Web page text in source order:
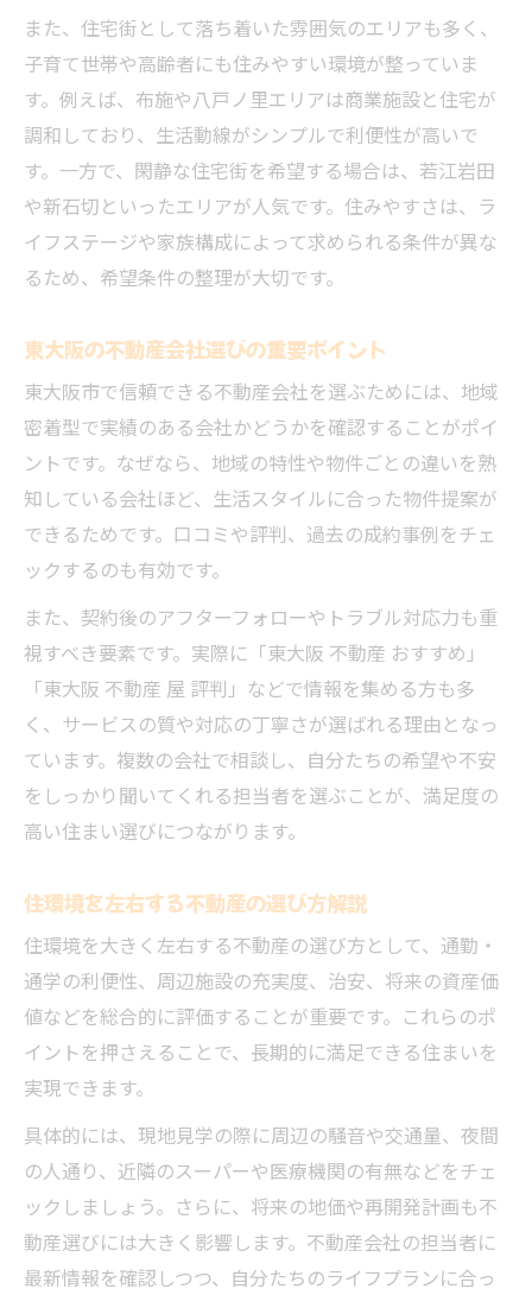
東大阪市で失敗しない不動産の比較と選び方
失敗を防ぐ不動産の比較ポイント徹底解説
東大阪市の不動産屋選びで意識すべきこと
賃貸と売買どちらが自分に合うか判断法
口コミから選ぶ東大阪不動産会社の実力
比較で見抜く理想の不動産物件の条件
また、住宅街として落ち着いた雰囲気のエリアも多く、
子育て世帯や高齢者にも住みやすい環境が整っていま
す。例えば、布施や八戸ノ里エリアは商業施設と住宅が
調和しており、生活動線がシンプルで利便性が高いで
す。一方で、閑静な住宅街を希望する場合は、若江岩田
や新石切といったエリアが人気です。住みやすさは、ラ
イフステージや家族構成によって求められる条件が異な
るため、希望条件の整理が大切です。
東大阪の不動産会社選びの重要ポイント
東大阪市で信頼できる不動産会社を選ぶためには、地域
密着型で実績のある会社かどうかを確認することがポイ
ントです。なぜなら、地域の特性や物件ごとの違いを熟
知している会社ほど、生活スタイルに合った物件提案が
できるためです。口コミや評判、過去の成約事例をチェ
ックするのも有効です。
また、契約後のアフターフォローやトラブル対応力も重
視すべき要素です。実際に「東大阪 不動産 おすすめ」
「東大阪 不動産 屋 評判」などで情報を集める方も多
く、サービスの質や対応の丁寧さが選ばれる理由となっ
ています。複数の会社で相談し、自分たちの希望や不安
をしっかり聞いてくれる担当者を選ぶことが、満足度の
高い住まい選びにつながります。
住環境を左右する不動産の選び方解説
住環境を大きく左右する不動産の選び方として、通勤・
通学の利便性、周辺施設の充実度、治安、将来の資産価
値などを総合的に評価することが重要です。これらのポ
イントを押さえることで、長期的に満足できる住まいを
実現できます。
具体的には、現地見学の際に周辺の騒音や交通量、夜間
の人通り、近隣のスーパーや医療機関の有無などをチェ
ックしましょう。さらに、将来の地価や再開発計画も不
動産選びには大きく影響します。不動産会社の担当者に
最新情報を確認しつつ、自分たちのライフプランに合っ